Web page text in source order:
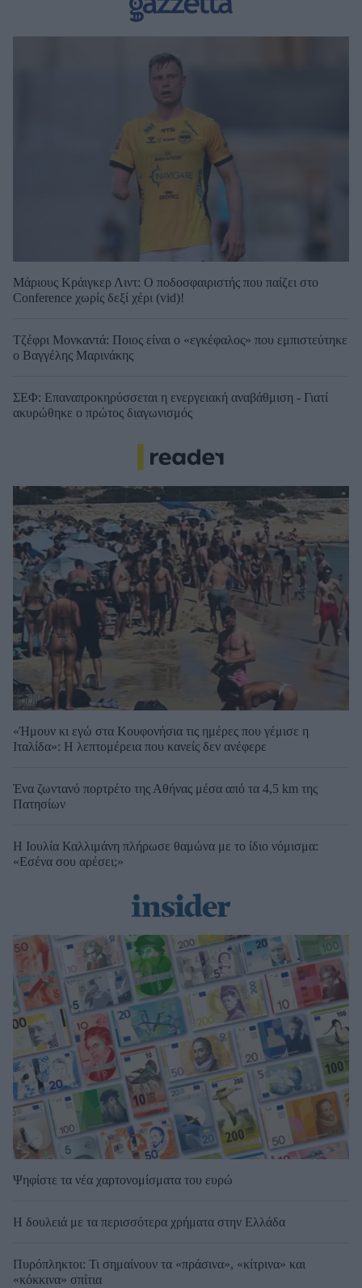
Μάριους Κράιγκερ Λιντ: Ο ποδοσφαιριστής που παίζει στο
Conference χωρίς δεξί χέρι (vid)!
Τζέφρι Μονκαντά: Ποιος είναι ο «εγκέφαλος» που εμπιστεύτηκε
ο Βαγγέλης Μαρινάκης
ΣΕΦ: Επαναπροκηρύσσεται η ενεργειακή αναβάθμιση - Γιατί
ακυρώθηκε ο πρώτος διαγωνισμός
«Ήμουν κι εγώ στα Κουφονήσια τις ημέρες που γέμισε η
Ιταλίδα»: Η λεπτομέρεια που κανείς δεν ανέφερε
Ένα ζωντανό πορτρέτο της Αθήνας μέσα από τα 4,5 km της
Πατησίων
Η Ιουλία Καλλιμάνη πλήρωσε θαμώνα με το ίδιο νόμισμα:
«Εσένα σου αρέσει;»
Ψηφίστε τα νέα χαρτονομίσματα του ευρώ
Η δουλειά με τα περισσότερα χρήματα στην Ελλάδα
Πυρόπληκτοι: Τι σημαίνουν τα «πράσινα», «κίτρινα» και
«κόκκινα» σπίτια